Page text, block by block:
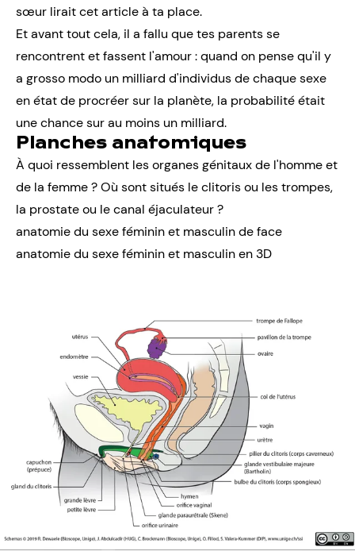
sœur lirait cet article à ta place.
Et avant tout cela, il a fallu que tes parents se
rencontrent et fassent l'amour : quand on pense qu'il y
a grosso modo un milliard d'individus de chaque sexe
en état de procréer sur la planète, la probabilité était
une chance sur au moins un milliard.
Planches anatomiques
À quoi ressemblent les organes génitaux de l'homme et
de la femme ? Où sont situés le clitoris ou les trompes,
la prostate ou le canal éjaculateur ?
anatomie du sexe féminin et masculin de face
anatomie du sexe féminin et masculin en 3D